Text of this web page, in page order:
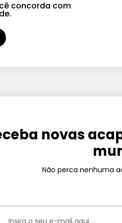
concorda com
novas
Não perca nenhuma